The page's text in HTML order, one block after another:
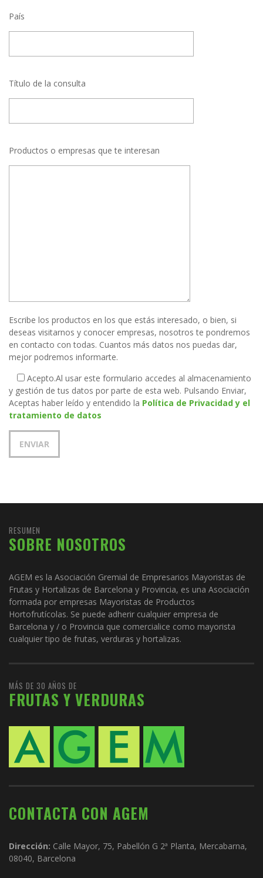
País
Título de la consulta
Productos o empresas que te interesan
Escribe los productos en los que estás interesado, o bien, si
deseas visitarnos y conocer empresas, nosotros te pondremos
en contacto con todas. Cuantos más datos nos puedas dar,
mejor podremos informarte.
Acepto.Al usar este formulario accedes al almacenamiento
y gestión de tus datos por parte de esta web. Pulsando Enviar,
Aceptas haber leído y entendido la Política de Privacidad y el
tratamiento de datos
RESUMEN
SOBRE NOSOTROS
AGEM es la Asociación Gremial de Empresarios Mayoristas de
Frutas y Hortalizas de Barcelona y Provincia, es una Asociación
formada por empresas Mayoristas de Productos
Hortofrutícolas. Se puede adherir cualquier empresa de
Barcelona y / o Provincia que comercialice como mayorista
cualquier tipo de frutas, verduras y hortalizas.
MÁS DE 30 AÑOS DE
FRUTAS Y VERDURAS
CONTACTA CON AGEM
Dirección: Calle Mayor, 75, Pabellón G 2ª Planta, Mercabarna,
08040, Barcelona